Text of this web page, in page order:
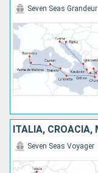
Seven Seas Grandeur
Seven Seas Voyager